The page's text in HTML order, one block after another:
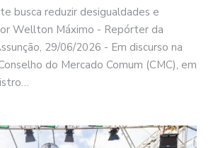
busca reduzir desigualdades e
Wellton Máximo - Repórter da
29/06/2026 - Em discurso na
do Mercado Comum (CMC), em